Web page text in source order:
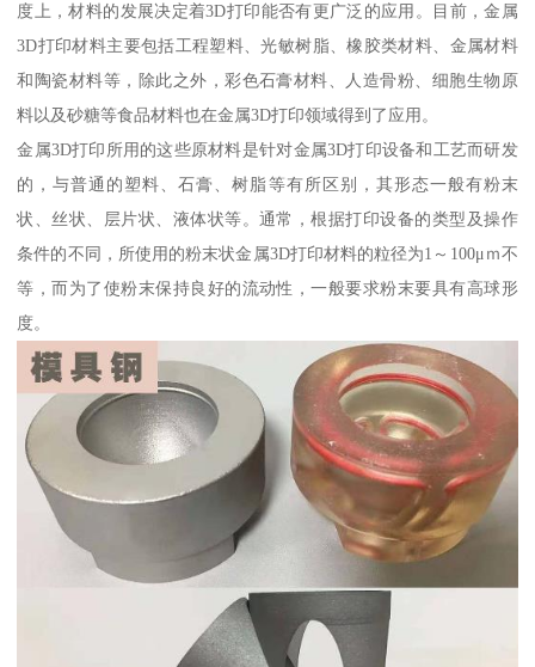
度上，材料的发展决定着3D打印能否有更广泛的应用。目前，金属
3D打印材料主要包括工程塑料、光敏树脂、橡胶类材料、金属材料
和陶瓷材料等，除此之外，彩色石膏材料、人造骨粉、细胞生物原
料以及砂糖等食品材料也在金属3D打印领域得到了应用。
金属3D打印所用的这些原材料是针对金属3D打印设备和工艺而研发
的，与普通的塑料、石膏、树脂等有所区别，其形态一般有粉末
状、丝状、层片状、液体状等。通常，根据打印设备的类型及操作
条件的不同，所使用的粉末状金属3D打印材料的粒径为1～100μｍ不
等，而为了使粉末保持良好的流动性，一般要求粉末要具有高球形
度。